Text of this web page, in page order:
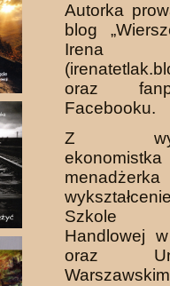
Autorka
blog
Irena
oraz
Facebooku.
Z
Szkole
Handlowej
oraz